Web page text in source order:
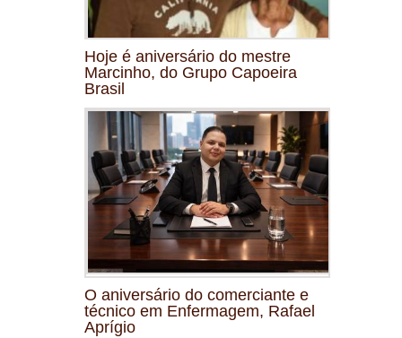
Hoje é aniversário do mestre
Marcinho, do Grupo Capoeira
Brasil
O aniversário do comerciante e
técnico em Enfermagem, Rafael
Aprígio